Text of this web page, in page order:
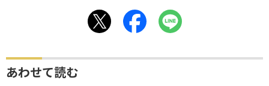
あわせて読む